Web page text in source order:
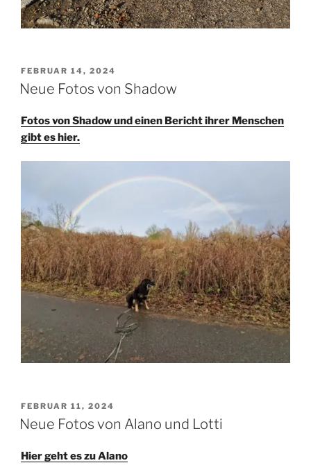
VERÖFFENTLICHT
AM
FEBRUAR 14, 2024
Neue Fotos von Shadow
Fotos von Shadow und einen Bericht ihrer Menschen
gibt es hier.
VERÖFFENTLICHT
AM
FEBRUAR 11, 2024
Neue Fotos von Alano und Lotti
Hier geht es zu Alano